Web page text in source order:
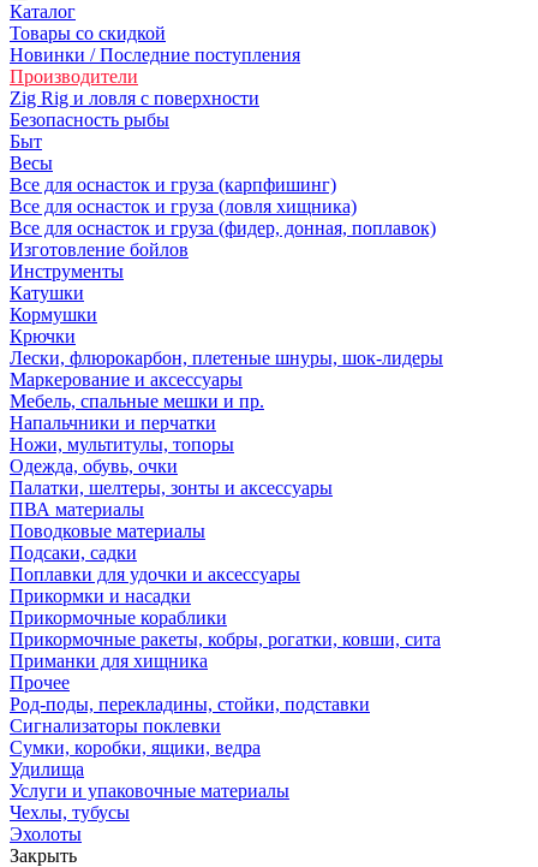
Каталог
Товары со скидкой
Новинки / Последние поступления
Производители
Zig Rig и ловля с поверхности
Безoпасность рыбы
Быт
Весы
Все для оснасток и груза (карпфишинг)
Все для оснасток и груза (ловля хищника)
Все для оснасток и груза (фидер, донная, поплавок)
Изготовление бойлов
Инструменты
Катушки
Кормушки
Крючки
Лески, флюрокарбон, плетеные шнуры, шок-лидеры
Маркерование и аксессуары
Мебель, спальные мешки и пр.
Напальчники и перчатки
Ножи, мультитулы, топоры
Одежда, обувь, очки
Палатки, шелтеры, зонты и аксессуары
ПВА материалы
Поводковые материалы
Подсаки, садки
Поплавки для удочки и аксессуары
Прикормки и насадки
Прикормочные кораблики
Прикормочные ракеты, кобры, рогатки, ковши, сита
Приманки для хищника
Прочее
Род-поды, перекладины, стойки, подставки
Сигнализаторы поклевки
Сумки, коробки, ящики, ведра
Удилища
Услуги и упаковочные материалы
Чехлы, тубусы
Эхолоты
Закрыть